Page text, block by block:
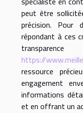
peut être
précision. Pour
répondant à ces
https://
ressource
engagement
informations
et en offrant un